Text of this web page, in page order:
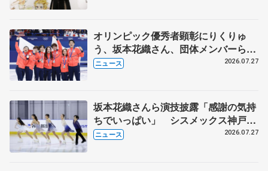
オリンピック優秀者顕彰にりくりゅ
う、坂本花織さん、団体メンバーら
8月7日に文科省が表彰式、ブルーノ・
ニュース 2026.07.27
坂本花織さんら演技披露「感謝の気持
ちでいっぱい」 シスメックス神戸ア
イスキャンパス開場1周年イベント
ニュース 2026.07.27